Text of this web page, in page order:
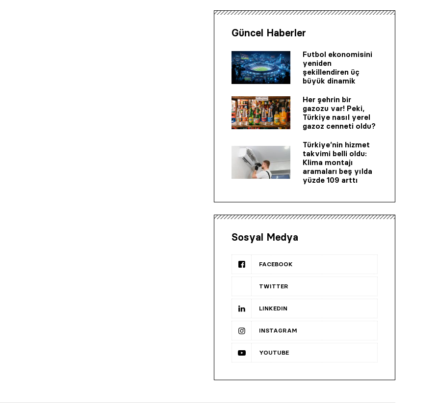
Güncel Haberler
Futbol ekonomisini
yeniden
şekillendiren üç
büyük dinamik
Her şehrin bir
gazozu var! Peki,
Türkiye nasıl yerel
gazoz cenneti oldu?
Türkiye’nin hizmet
takvimi belli oldu:
Klima montajı
aramaları beş yılda
yüzde 109 arttı
Sosyal Medya
FACEBOOK
TWITTER
LINKEDIN
INSTAGRAM
YOUTUBE